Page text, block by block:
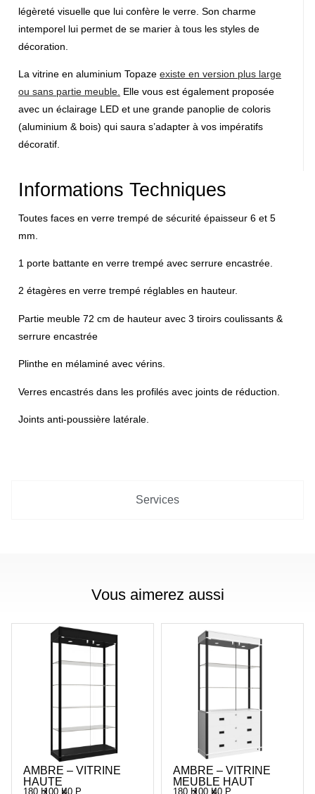
Services
légèreté visuelle que lui confère le verre. Son charme
intemporel lui permet de se marier à tous les styles de
décoration
La vitrine en aluminium Topaze existe en version plus large
ou sans partie meuble Elle vous est également proposée
avec un éclairage LED et une grande panoplie de coloris
(aluminium & bois) qui saura s’adapter à vos impératifs
décoratif.
Informations Techniques
Toutes faces en verre trempé de sécurité épaisseur 6 et 5
mm.
1 porte battante en verre trempé avec serrure encastrée.
2 étagères en verre trempé réglables en hauteur.
Partie meuble 72 cm de hauteur avec 3 tiroirs coulissants &
serrure encastrée
Plinthe en mélaminé avec vérins.
Verres encastrés dans les profilés avec joints de réduction.
Joints anti-poussière latérale.
Vous aimerez aussi
AMBRE – VITRINE
HAUTE
180 H
x100 Lx
40 P
AMBRE – VITRINE
MEUBLE HAUT
180 H
x100 Lx
40 P